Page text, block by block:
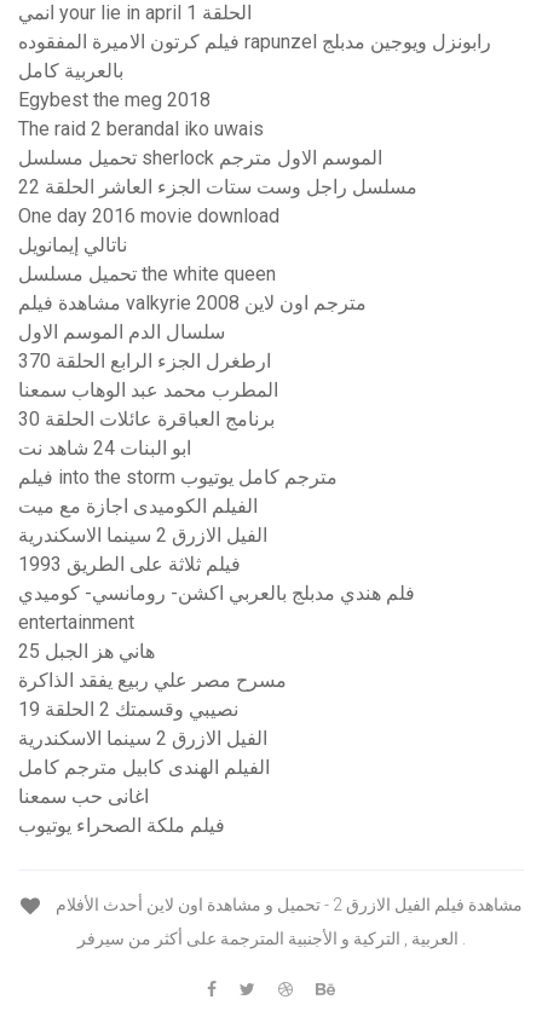
انمي your lie in april الحلقة 1
فيلم كرتون الاميرة المفقوده rapunzel رابونزل ويوجين مدبلج
بالعربية كامل
Egybest the meg 2018
The raid 2 berandal iko uwais
تحميل مسلسل sherlock الموسم الاول مترجم
مسلسل راجل وست ستات الجزء العاشر الحلقة 22
One day 2016 movie download
ناتالي إيمانويل
تحميل مسلسل the white queen
مشاهدة فيلم valkyrie 2008 مترجم اون لاين
سلسال الدم الموسم الاول
ارطغرل الجزء الرابع الحلقة 370
المطرب محمد عبد الوهاب سمعنا
برنامج العباقرة عائلات الحلقة 30
ابو البنات 24 شاهد نت
فيلم into the storm مترجم كامل يوتيوب
الفيلم الكوميدى اجازة مع ميت
الفيل الازرق 2 سينما الاسكندرية
فيلم ثلاثة على الطريق 1993
فلم هندي مدبلج بالعربي اكشن- رومانسي- كوميدي
entertainment
هاني هز الجبل 25
مسرح مصر علي ربيع يفقد الذاكرة
نصيبي وقسمتك 2 الحلقة 19
الفيل الازرق 2 سينما الاسكندرية
الفيلم الهندى كابيل مترجم كامل
اغانى حب سمعنا
فيلم ملكة الصحراء يوتيوب